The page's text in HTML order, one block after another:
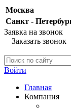
Москва
Санкт -
Заявка на звонок
Заказать звонок
Войти
Главная
Компания